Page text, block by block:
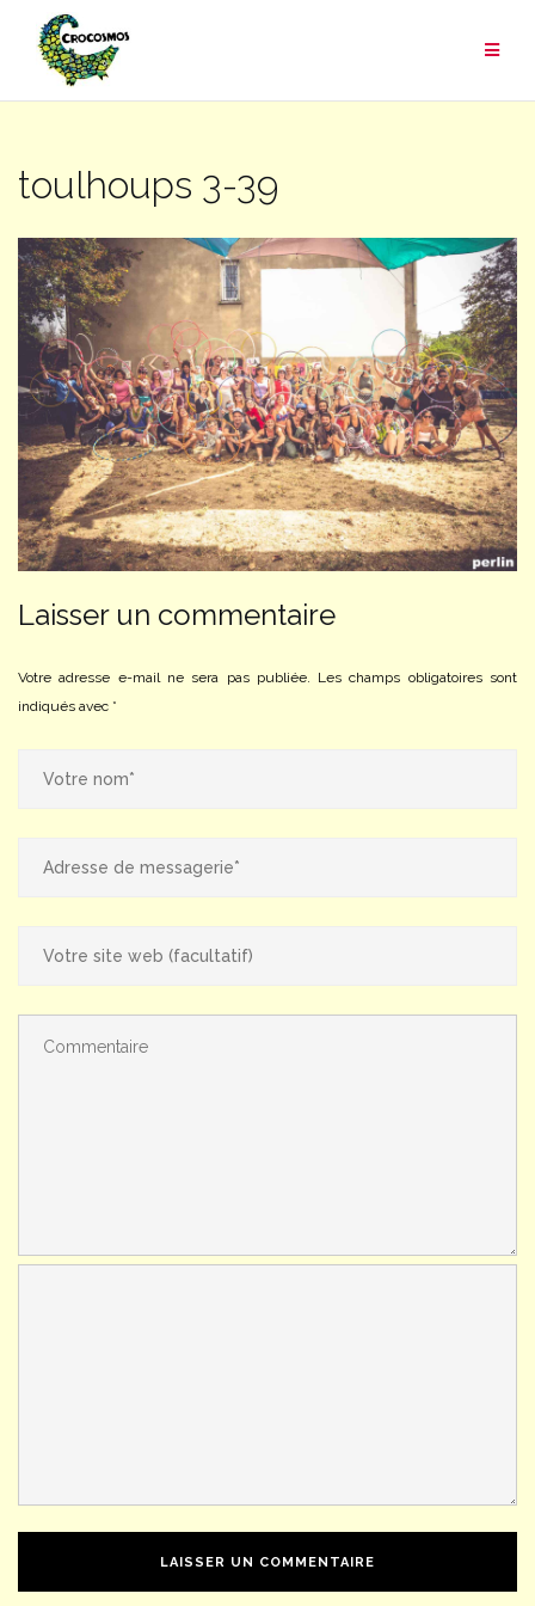
contenu
toulhoups 3-39
Laisser un commentaire
Votre adresse e-mail ne sera pas publiée.
Les champs obligatoires sont
indiqués avec *